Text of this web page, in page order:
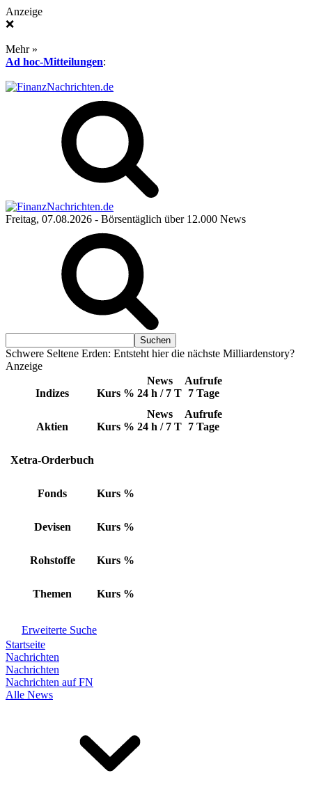
Anzeige
❌
Mehr »
Ad hoc-Mitteilungen:
Freitag, 07.08.2026 - Börsentäglich über 12.000 News
Schwere Seltene Erden: Entsteht hier die nächste Milliardenstory?
Anzeige
Indizes Kurs %
News
24 h / 7 T
Aufrufe
7 Tage
Aktien Kurs %
News
24 h / 7 T
Aufrufe
7 Tage
Xetra-Orderbuch
Fonds Kurs %
Devisen Kurs %
Rohstoffe Kurs %
Themen Kurs %
Erweiterte Suche
Startseite
Nachrichten
Nachrichten
Nachrichten auf FN
Alle News